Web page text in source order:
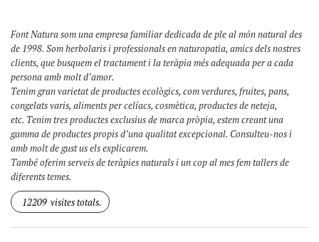
Font Natura som una empresa familiar dedicada de ple al món natural des
de 1998. Som herbolaris i professionals en naturopatia, amics dels nostres
clients, que busquem el tractament i la teràpia més adequada per a cada
persona amb molt d’amor.
Tenim gran varietat de productes ecològics, com verdures, fruites, pans,
congelats varis, aliments per celíacs, cosmètica, productes de neteja,
etc. Tenim tres productes exclusius de marca pròpia, estem creant una
gamma de productes propis d’una qualitat excepcional. Consulteu-nos i
amb molt de gust us els explicarem.
També oferim serveis de teràpies naturals i un cop al mes fem tallers de
diferents temes.
12209 visites totals.